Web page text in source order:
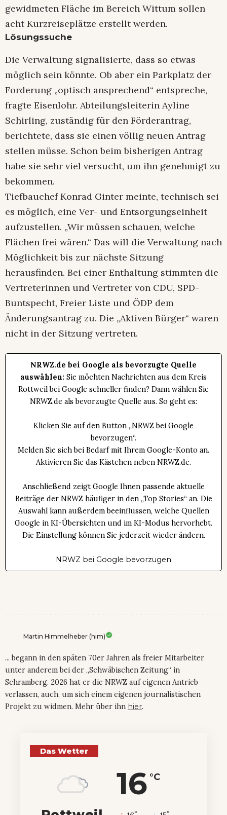
gewidmeten Fläche im Bereich Wittum sollen
acht Kurzreiseplätze erstellt werden.
Lösungssuche
Die Verwaltung signalisierte, dass so etwas
möglich sein könnte. Ob aber ein Parkplatz der
Forderung „optisch ansprechend“ entspreche,
fragte Eisenlohr. Abteilungsleiterin Ayline
Schirling, zuständig für den Förderantrag,
berichtete, dass sie einen völlig neuen Antrag
stellen müsse. Schon beim bisherigen Antrag
habe sie sehr viel versucht, um ihn genehmigt zu
bekommen.
Tiefbauchef Konrad Ginter meinte, technisch sei
es möglich, eine Ver- und Entsorgungseinheit
aufzustellen. „Wir müssen schauen, welche
Flächen frei wären.“ Das will die Verwaltung nach
Möglichkeit bis zur nächste Sitzung
herausfinden. Bei einer Enthaltung stimmten die
Vertreterinnen und Vertreter von CDU, SPD-
Buntspecht, Freier Liste und ÖDP dem
Änderungsantrag zu. Die „Aktiven Bürger“ waren
nicht in der Sitzung vertreten.
NRWZ.de bei Google als bevorzugte Quelle
auswählen: Sie möchten Nachrichten aus dem Kreis
Rottweil bei Google schneller finden? Dann wählen Sie
NRWZ.de als bevorzugte Quelle aus. So geht es:
Klicken Sie auf den Button „NRWZ bei Google
bevorzugen“.
Melden Sie sich bei Bedarf mit Ihrem Google-Konto an.
Aktivieren Sie das Kästchen neben NRWZ.de.
Anschließend zeigt Google Ihnen passende aktuelle
Beiträge der NRWZ häufiger in den „Top Stories“ an. Die
Auswahl kann außerdem beeinflussen, welche Quellen
Google in KI-Übersichten und im KI-Modus hervorhebt.
Die Einstellung können Sie jederzeit wieder ändern.
NRWZ bei Google bevorzugen
Martin Himmelheber (him)
... begann in den späten 70er Jahren als freier Mitarbeiter
unter anderem bei der „Schwäbischen Zeitung“ in
Schramberg. 2026 hat er die NRWZ auf eigenen Antrieb
verlassen, auch, um sich einem eigenen journalistischen
Projekt zu widmen. Mehr über ihn hier.
Das Wetter
16 °C
° °